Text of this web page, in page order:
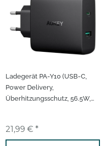
Ladegerät PA-Y10 (USB-C,
Power Delivery,
Überhitzungsschutz, 56.5W,
21,99 € *